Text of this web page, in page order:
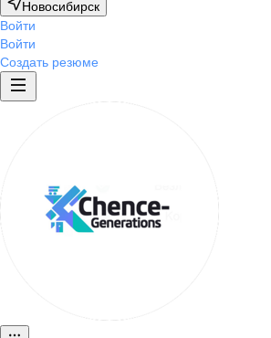
Новосибирск
Войти
Войти
Создать резюме